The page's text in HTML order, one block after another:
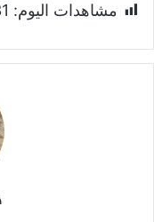
مشاهدات اليوم: